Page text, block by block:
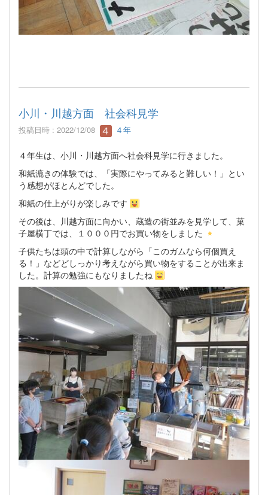
小川・川越方面 社会科見学
投稿日時 : 2022/12/08 ４年
４年生は、小川・川越方面へ社会科見学に行きました。
和紙漉きの体験では、「実際にやってみると難しい！」とい
う感想がほとんどでした。
和紙の仕上がりが楽しみです
その後は、川越方面に向かい、蔵造の街並みを見学して、菓
子屋横丁では、１０００円でお買い物をしました
子供たちは頭の中で計算しながら「このガムなら何個買え
る！」などどしっかり考えながら買い物をすることが出来ま
した。計算の勉強にもなりましたね